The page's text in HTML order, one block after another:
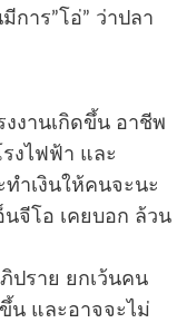
าร”โอ่” ว่าปลา
งานเกิดขึ้น อาชีพ
งไฟฟ้า และ
ำเงินให้คนจะนะ
นจีโอ เคยบอก ล้วน
ปราย ยกเว้นคน
น และอาจจะไม่